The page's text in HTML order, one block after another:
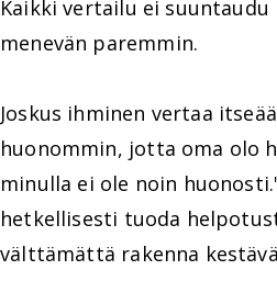
Kaikki vertailu ei
menevän paremmin.
Joskus ihminen vertaa
huonommin, jotta oma olo
minulla ei ole noin
hetkellisesti tuoda
välttämättä rakenna